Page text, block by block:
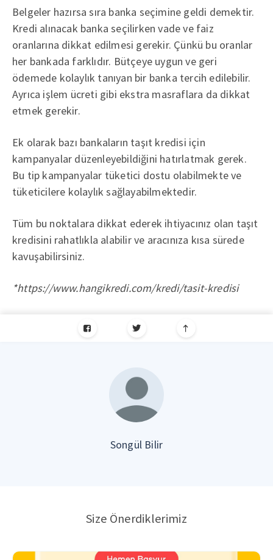
Belgeler hazırsa sıra banka seçimine geldi demektir.
Kredi alınacak banka seçilirken vade ve faiz
oranlarına dikkat edilmesi gerekir. Çünkü bu oranlar
her bankada farklıdır. Bütçeye uygun ve geri
ödemede kolaylık tanıyan bir banka tercih edilebilir.
Ayrıca işlem ücreti gibi ekstra masraflara da dikkat
etmek gerekir.
Ek olarak bazı bankaların taşıt kredisi için
kampanyalar düzenleyebildiğini hatırlatmak gerek.
Bu tip kampanyalar tüketici dostu olabilmekte ve
tüketicilere kolaylık sağlayabilmektedir.
Tüm bu noktalara dikkat ederek ihtiyacınız olan taşıt
kredisini rahatlıkla alabilir ve aracınıza kısa sürede
kavuşabilirsiniz.
*https://www.hangikredi.com/kredi/tasit-kredisi
Songül Bilir
Size Önerdiklerimiz